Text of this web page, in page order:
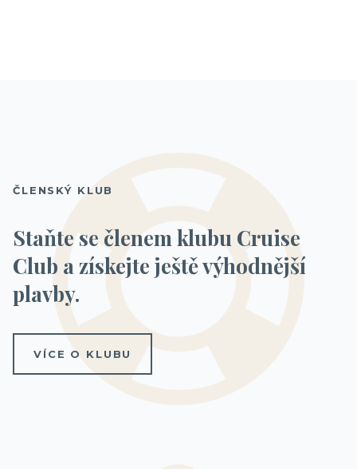
ČLENSKÝ KLUB
Staňte se členem klubu Cruise
Club a získejte ještě výhodnější
plavby.
VÍCE O KLUBU